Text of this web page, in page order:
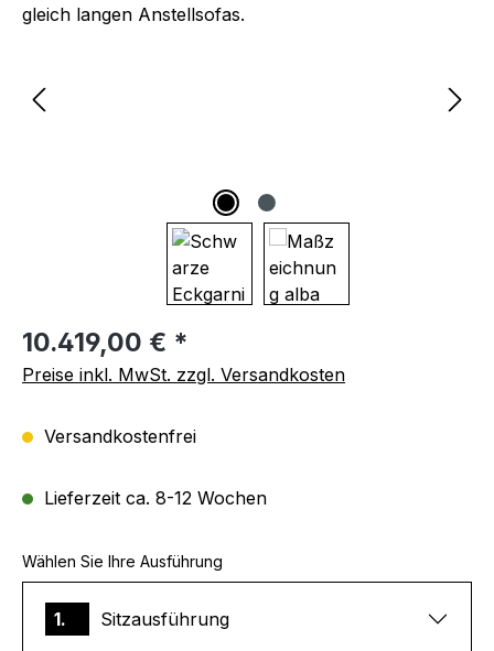
Regulärer Preis:
10.419,00 € *
Preise inkl. MwSt. zzgl. Versandkosten
Versandkostenfrei
Lieferzeit ca. 8-12 Wochen
Wählen Sie Ihre Ausführung
1. Sitzausführung